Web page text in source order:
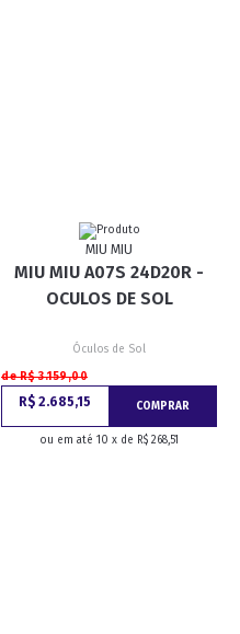
MIU MIU
MIU MIU A07S 24D20R -
OCULOS DE SOL
Óculos de Sol
de R$ 3.159,00
R$ 2.685,15 COMPRAR
ou em até 10 x de R$ 268,51